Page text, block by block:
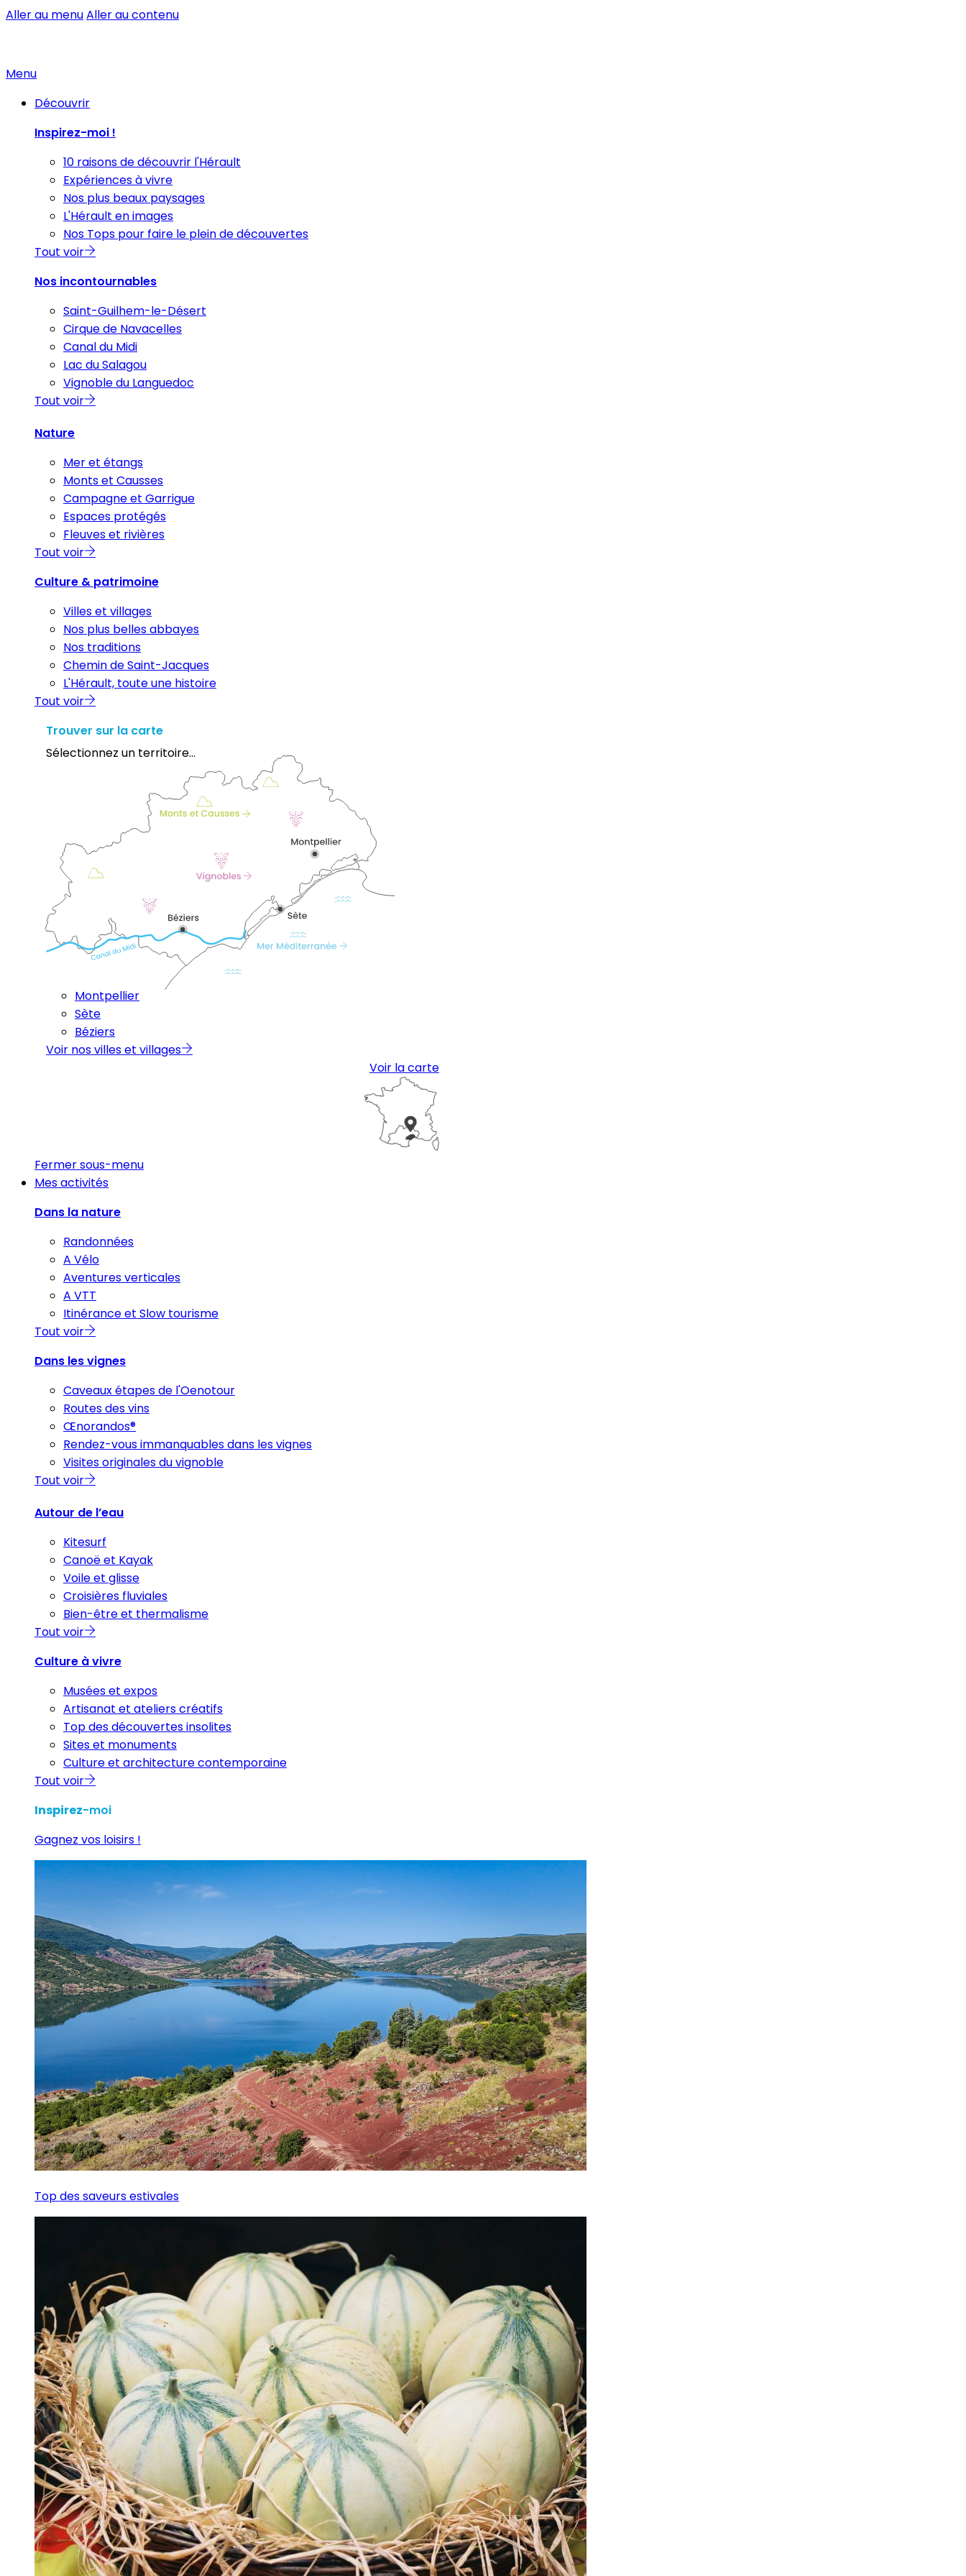
Aller au menuAller au contenu
Menu
Découvrir
Inspirez-moi !
10 raisons de découvrir l'Hérault
Expériences à vivre
Nos plus beaux paysages
L'Hérault en images
Nos Tops pour faire le plein de découvertes
Tout voir
Nos incontournables
Saint-Guilhem-le-Désert
Cirque de Navacelles
Canal du Midi
Lac du Salagou
Vignoble du Languedoc
Tout voir
Nature
Mer et étangs
Monts et Causses
Campagne et Garrigue
Espaces protégés
Fleuves et rivières
Tout voir
Culture & patrimoine
Villes et villages
Nos plus belles abbayes
Nos traditions
Chemin de Saint-Jacques
L'Hérault, toute une histoire
Tout voir
Trouver sur la carte
Sélectionnez un territoire...
Montpellier
Sète
Béziers
Voir nos villes et villages
Voir la carte
Fermer sous-menu
Mes activités
Dans la nature
Randonnées
A Vélo
Aventures verticales
A VTT
Itinérance et Slow tourisme
Tout voir
Dans les vignes
Caveaux étapes de l'Oenotour
Routes des vins
Œnorandos®
Rendez-vous immanquables dans les vignes
Visites originales du vignoble
Tout voir
Autour de l’eau
Kitesurf
Canoë et Kayak
Voile et glisse
Croisières fluviales
Bien-être et thermalisme
Tout voir
Culture à vivre
Musées et expos
Artisanat et ateliers créatifs
Top des découvertes insolites
Sites et monuments
Culture et architecture contemporaine
Tout voir
Inspirez-moi
Gagnez vos loisirs !
Top des saveurs estivales